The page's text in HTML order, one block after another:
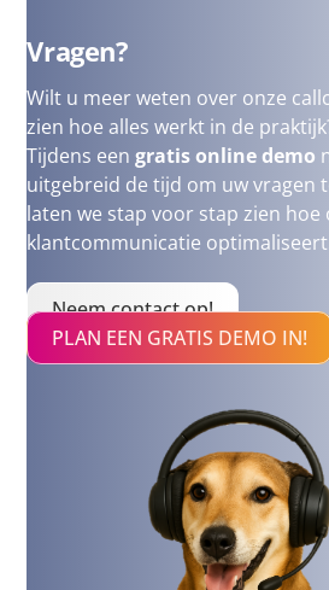
Vragen?
Wilt u meer weten over onze
zien hoe alles werkt in de
Tijdens eengratis online demo
uitgebreid de tijd om uw vragen
laten we stap voor stap zien
klantcommunicatie
Neem contact op!
PLAN EEN GRATIS DEMO IN!